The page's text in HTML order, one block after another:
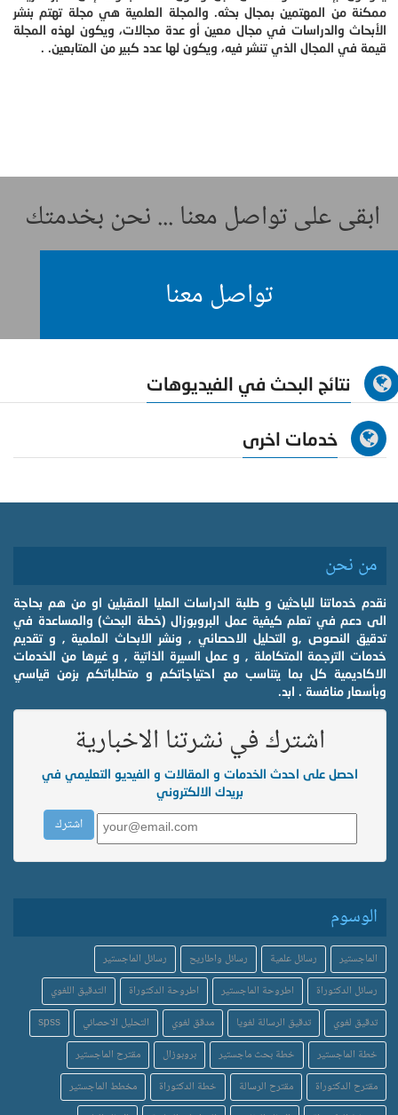
ممكنة من المهتمين بمجال بحثه. والمجلة العلمية هي مجلة تهتم بنشر
الأبحاث والدراسات في مجال معين أو عدة مجالات، ويكون لهذه المجلة
قيمة في المجال الذي تنشر فيه، ويكون لها عدد كبير من المتابعين. .
ابقى على تواصل معنا ... نحن بخدمتك
تواصل معنا
نتائج البحث في الفيديوهات
خدمات اخرى
من نحن
نقدم خدماتنا للباحثين و طلبة الدراسات العليا المقبلين او من هم بحاجة
الى دعم في تعلم كيفية عمل البروبوزال (خطة البحث) والمساعدة في
تدقيق النصوص ,و التحليل الاحصائي , ونشر الابحاث العلمية , و تقديم
خدمات الترجمة المتكاملة , و عمل السيرة الذاتية , و غيرها من الخدمات
الاكاديمية كل بما يتناسب مع احتياجاتكم و متطلباتكم بزمن قياسي
وبأسعار منافسة . ابد.
اشترك في نشرتنا الاخبارية
احصل على احدث الخدمات و المقالات و الفيديو التعليمي في
بريدك الالكتروني
الوسوم
الماجستير رسائل علمية رسائل واطاريح
رسائل الماجستير
رسائل الدكتوراة
اطروحة الماجستير اطروحة الدكتوراة
التدقيق اللغوي
تدقيق لغوي
تدقيق الرسالة لغويا مدقق لغوي التحليل الاحصائي
spss
خطة الماجستير
خطة بحث ماجستير بروبوزال
مقترح الماجستير
مقترح الدكتوراة
مقترح الرسالة خطة الدكتوراة
مخطط الماجستير